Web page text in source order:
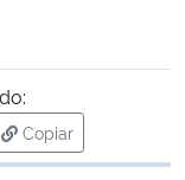
Copiar
para área de